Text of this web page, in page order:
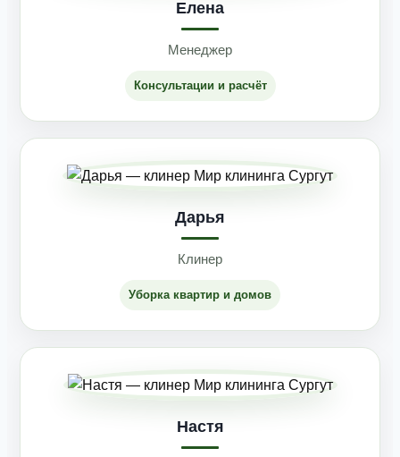
Елена
Менеджер
Консультации и расчёт
Дарья
Клинер
Уборка квартир и домов
Настя